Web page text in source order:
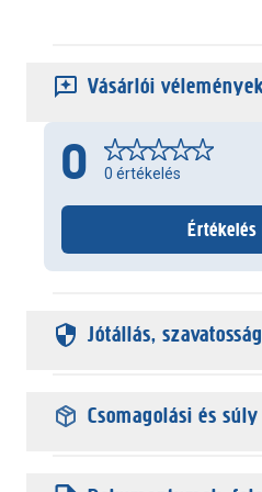
Vásárlói
0 0 értékelés
Értékelés
Jótállás, szavatosság
Csomagolási és